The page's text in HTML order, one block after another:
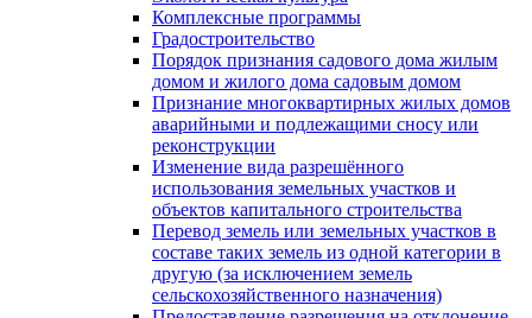
Комплексные программы
Градостроительство
Порядок признания садового дома жилым
домом и жилого дома садовым домом
Признание многоквартирных жилых домов
аварийными и подлежащими сносу или
реконструкции
Изменение вида разрешённого
использования земельных участков и
объектов капитального строительства
Перевод земель или земельных участков в
составе таких земель из одной категории в
другую (за исключением земель
сельскохозяйственного назначения)